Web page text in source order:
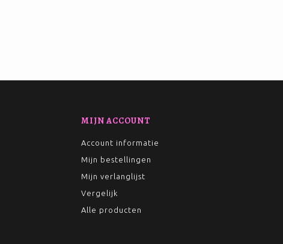
MIJN ACCOUNT
Account informatie
Mijn bestellingen
Mijn verlanglijst
Vergelijk
Alle producten